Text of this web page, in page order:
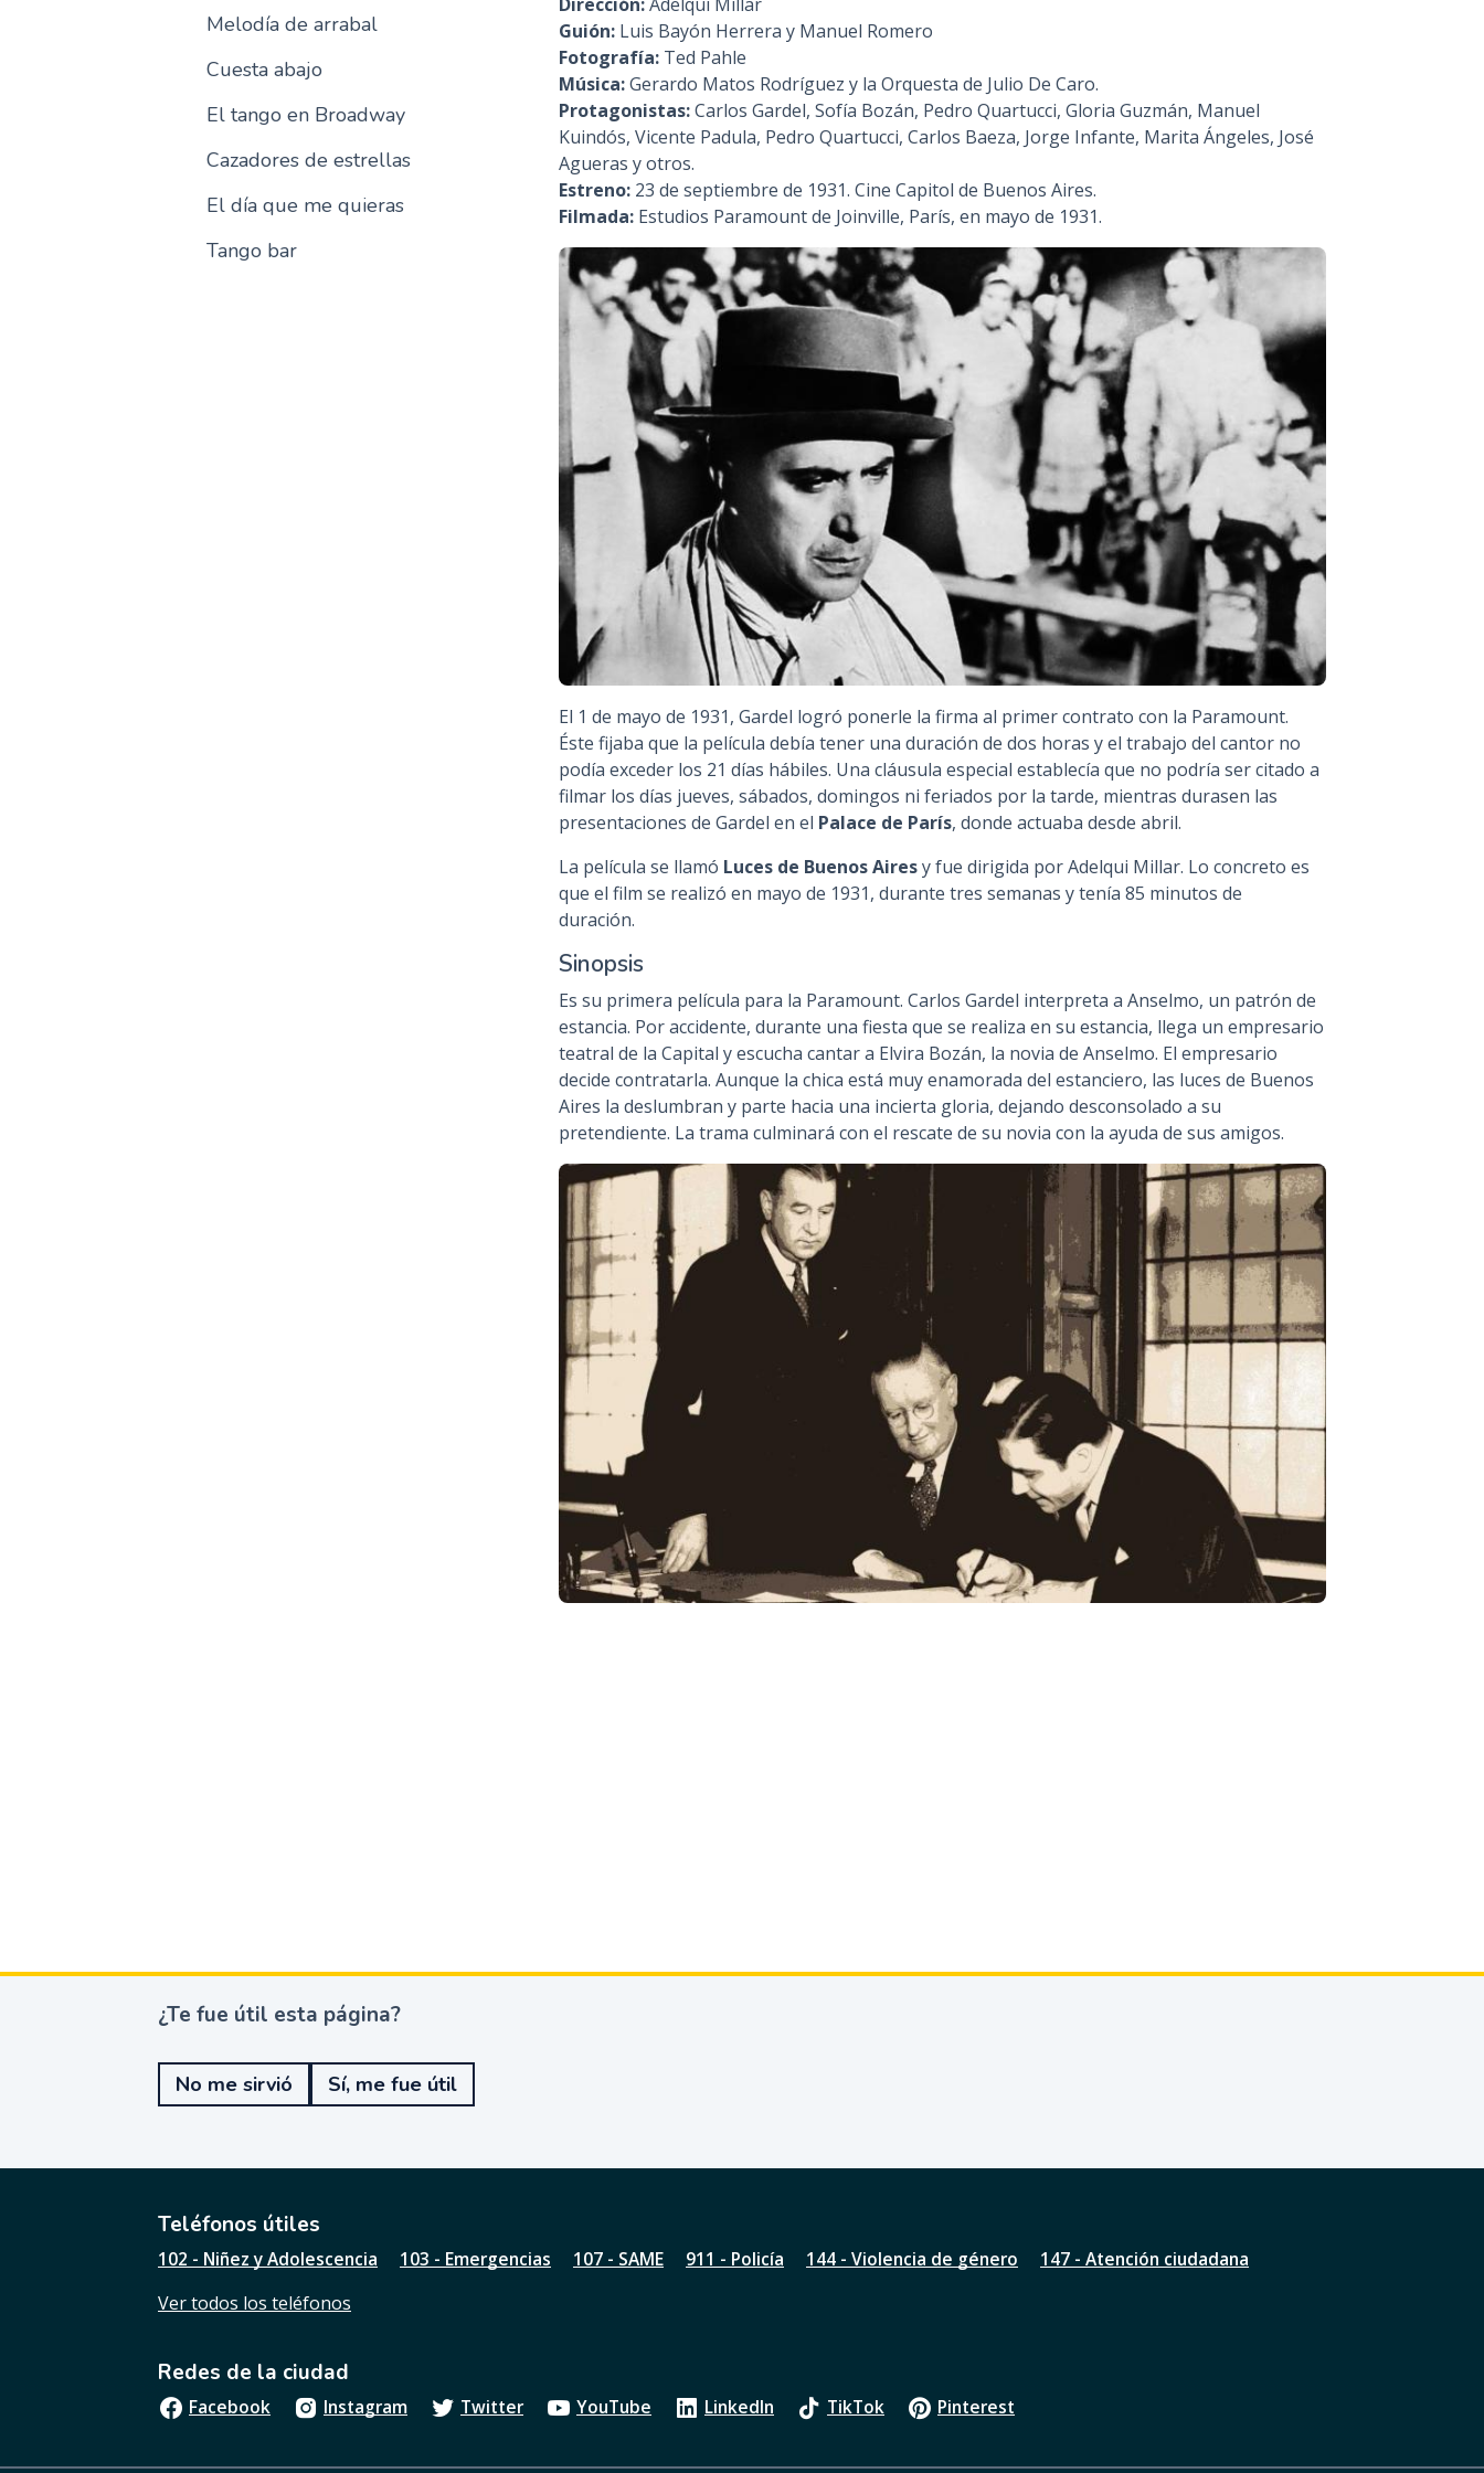
n
c
i
p
a
Melodía de arrabal
Cuesta abajo
El tango en Broadway
Cazadores de estrellas
El día que me quieras
Tango bar
Guión:Luis Bayón Herrera y Manuel Romero
Fotografía:Ted Pahle
Música:Gerardo Matos Rodríguez y la Orquesta de Julio De Caro.
Protagonistas:Carlos Gardel, Sofía Bozán, Pedro Quartucci, Gloria Guzmán, Manuel
Kuindós, Vicente Padula, Pedro Quartucci, Carlos Baeza, Jorge Infante, Marita Ángeles, José
Agueras y otros.
Estreno:23 de septiembre de 1931. Cine Capitol de Buenos Aires.
Filmada:Estudios Paramount de Joinville, París, en mayo de 1931.
El 1 de mayo de 1931, Gardel logró ponerle la firma al primer contrato con la Paramount.
Éste fijaba que la película debía tener una duración de dos horas y el trabajo del cantor no
podía exceder los 21 días hábiles. Una cláusula especial establecía que no podría ser citado a
filmar los días jueves, sábados, domingos ni feriados por la tarde, mientras durasen las
presentaciones de Gardel en el Palace de París, donde actuaba desde abril.
La película se llamó Luces de Buenos Airesy fue dirigida por Adelqui Millar. Lo concreto es
que el film se realizó en mayo de 1931, durante tres semanas y tenía 85 minutos de
duración.
Sinopsis
Es su primera película para la Paramount. Carlos Gardel interpreta a Anselmo, un patrón de
estancia. Por accidente, durante una fiesta que se realiza en su estancia, llega un empresario
teatral de la Capital y escucha cantar a Elvira Bozán, la novia de Anselmo. El empresario
decide contratarla. Aunque la chica está muy enamorada del estanciero, las luces de Buenos
Aires la deslumbran y parte hacia una incierta gloria, dejando desconsolado a su
pretendiente. La trama culminará con el rescate de su novia con la ayuda de sus amigos.
¿
e
u
t
l
s
a
g
i
n
?
¿Te fue útil esta página?
No me sirvió Sí, me fue útil
Teléfonos útiles
102 - Niñez y Adolescencia 103 - Emergencias 107 - SAME 911 - Policía 144 - Violencia de género
147 - Atención ciudadana
Ver todos los teléfonos
Redes de la ciudad
Facebook Instagram Twitter YouTube LinkedIn TikTok Pinterest